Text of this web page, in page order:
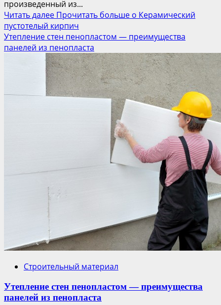
произведенный из...
Читать далее Прочитать больше о Керамический
пустотелый кирпич
Утепление стен пенопластом — преимущества
панелей из пенопласта
Строительный материал
Утепление стен пенопластом — преимущества
панелей из пенопласта